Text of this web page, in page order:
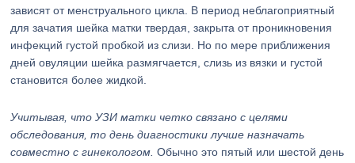
зависят от менструального цикла. В период неблагоприятный
для зачатия шейка матки твердая, закрыта от проникновения
инфекций густой пробкой из слизи. Но по мере приближения
дней овуляции шейка размягчается, слизь из вязки и густой
становится более жидкой.
Учитывая, что УЗИ матки четко связано с целями
обследования, то день диагностики лучше назначать
совместно с гинекологом. Обычно это пятый или шестой день